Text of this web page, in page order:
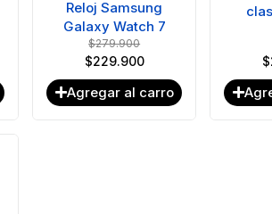
Reloj Samsung
Galaxy Watch 7
$279.900
$229.900
Agregar al carro
$